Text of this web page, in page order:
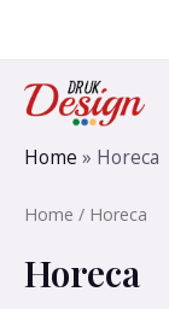
inhoud
Home » Horeca
Home / Horeca
Horeca